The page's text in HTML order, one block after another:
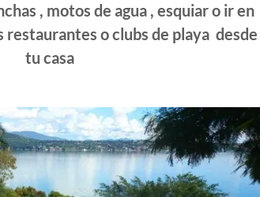
, motos de agua , esquiar o ir en
restaurantes o clubs de playa desde
tu casa